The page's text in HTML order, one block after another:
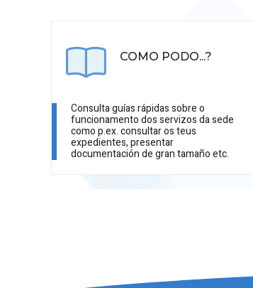
COMO PODO...?
Consulta guías rápidas sobre o
funcionamento dos servizos da sede
como p.ex. consultar os teus
expedientes, presentar
documentación de gran tamaño etc.